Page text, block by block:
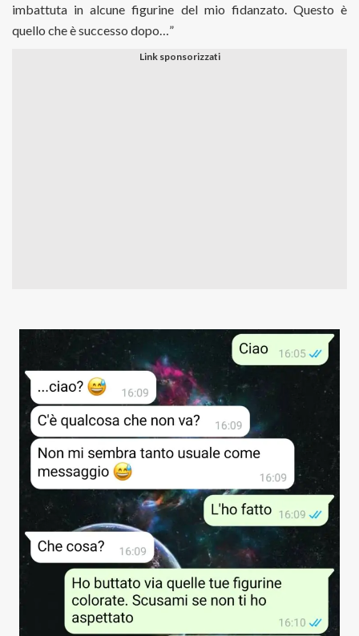
imbattuta in alcune figurine del mio fidanzato. Questo è
quello che è successo dopo…”